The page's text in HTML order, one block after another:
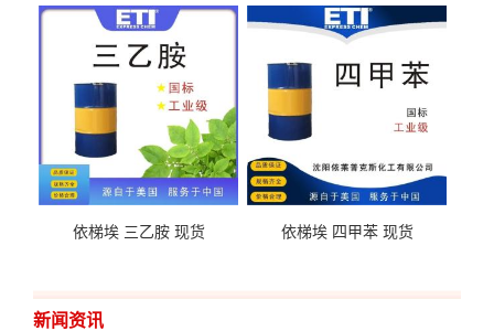
依梯埃 三乙胺 现货 依梯埃 四甲苯 现货
新闻资讯